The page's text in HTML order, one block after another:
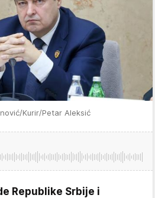
Kurir/Petar Aleksić
Republike Srbije i